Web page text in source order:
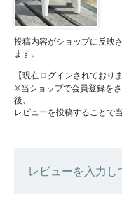
投稿内容がショップに反映
ます。
【現在ログインされており
※当ショップで会員登録を
後、
レビューを投稿することで
レビューを入力し